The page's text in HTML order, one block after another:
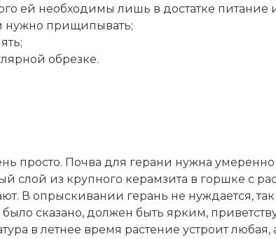
ей необходимы лишь в достатке
нужно прищипывать;
обрезке.
просто. Почва для герани нужна
слой из крупного керамзита в горшке с
В опрыскивании герань не нуждается,
было сказано, должен быть ярким,
в летнее время растение устроит